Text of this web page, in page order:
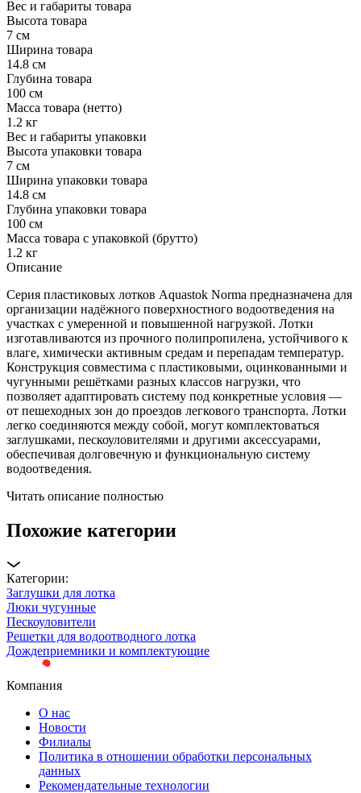
Вес и габариты товара
Высота товара
7 см
Ширина товара
14.8 см
Глубина товара
100 см
Масса товара (нетто)
1.2 кг
Вес и габариты упаковки
Высота упаковки товара
7 см
Ширина упаковки товара
14.8 см
Глубина упаковки товара
100 см
Масса товара с упаковкой (брутто)
1.2 кг
Описание
Серия пластиковых лотков Aquastok Norma предназначена для
организации надёжного поверхностного водоотведения на
участках с умеренной и повышенной нагрузкой. Лотки
изготавливаются из прочного полипропилена, устойчивого к
влаге, химически активным средам и перепадам температур.
Конструкция совместима с пластиковыми, оцинкованными и
чугунными решётками разных классов нагрузки, что
позволяет адаптировать систему под конкретные условия —
от пешеходных зон до проездов легкового транспорта. Лотки
легко соединяются между собой, могут комплектоваться
заглушками, пескоуловителями и другими аксессуарами,
обеспечивая долговечную и функциональную систему
водоотведения.
Читать описание полностью
Похожие категории
Категории:
Заглушки для лотка
Люки чугунные
Пескоуловители
Решетки для водоотводного лотка
Дождеприемники и комплектующие
Компания
О нас
Новости
Филиалы
Политика в отношении обработки персональных
данных
Рекомендательные технологии